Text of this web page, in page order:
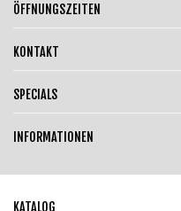
ÖFFNUNGSZEITEN
KONTAKT
SPECIALS
INFORMATIONEN
KATALOG